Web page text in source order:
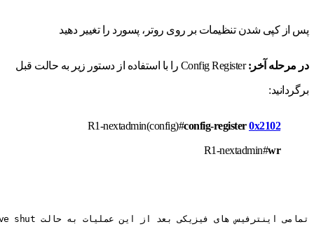
پس از کپی شدن تنظیمات بر روی روتر، پسورد را تغییر دهید
در مرحله آخر : Config Register را با استفاده از دستور زیر به حالت قبل
برگردانید:
R1-nextadmin(config)#config-register0x2102
R1-nextadmin#wr
تمامی اینترفیس های فیزیکی بعد از این عملیات به حالت administrative shut در خواهد آمد که نیاز به up کردن دستی خواهد داشت.